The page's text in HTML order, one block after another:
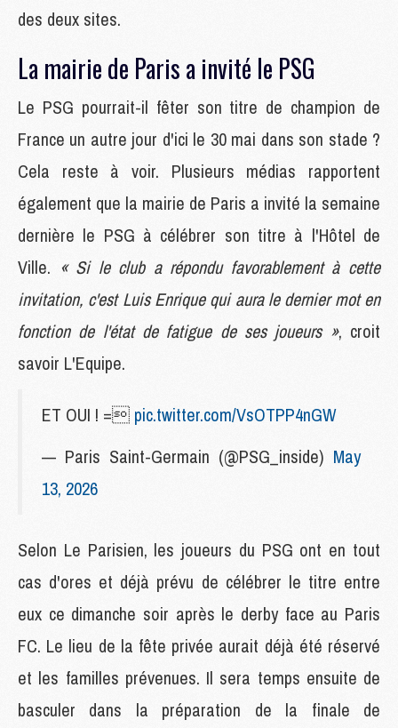
des deux sites.
La mairie de Paris a invité le PSG
Le PSG pourrait-il fêter son titre de champion de
France un autre jour d'ici le 30 mai dans son stade ?
Cela reste à voir. Plusieurs médias rapportent
également que la mairie de Paris a invité la semaine
dernière le PSG à célébrer son titre à l'Hôtel de
Ville. « Si le club a répondu favorablement à cette
invitation, c'est Luis Enrique qui aura le dernier mot en
fonction de l'état de fatigue de ses joueurs », croit
savoir L'Equipe.
ET OUI ! = pic.twitter.com/VsOTPP4nGW
— Paris Saint-Germain (@PSG_inside) May
13, 2026
Selon Le Parisien, les joueurs du PSG ont en tout
cas d'ores et déjà prévu de célébrer le titre entre
eux ce dimanche soir après le derby face au Paris
FC. Le lieu de la fête privée aurait déjà été réservé
et les familles prévenues. Il sera temps ensuite de
basculer dans la préparation de la finale de